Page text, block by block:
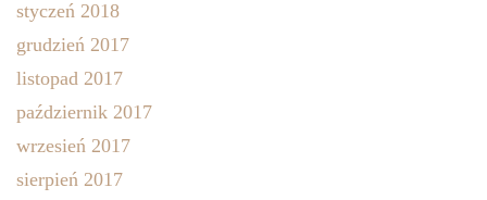
styczeń 2018
grudzień 2017
listopad 2017
październik 2017
wrzesień 2017
sierpień 2017